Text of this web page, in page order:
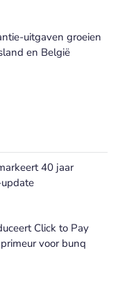
uitgaven groeien
en België
betalen nieuws
40 jaar
Click to Pay
voor bunq